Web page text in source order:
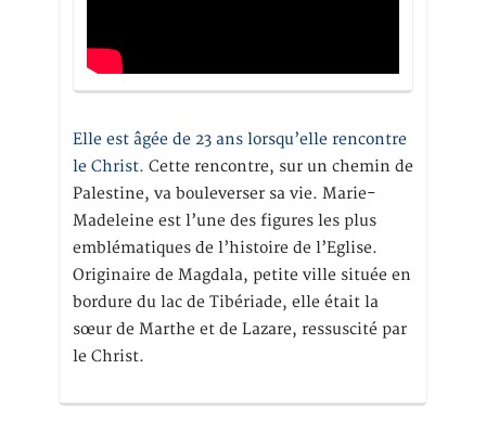
Elle est âgée de 23 ans lorsqu’elle rencontre
le Christ. Cette rencontre, sur un chemin de
Palestine, va bouleverser sa vie. Marie-
Madeleine est l’une des figures les plus
emblématiques de l’histoire de l’Eglise.
Originaire de Magdala, petite ville située en
bordure du lac de Tibériade, elle était la
sœur de Marthe et de Lazare, ressuscité par
le Christ.